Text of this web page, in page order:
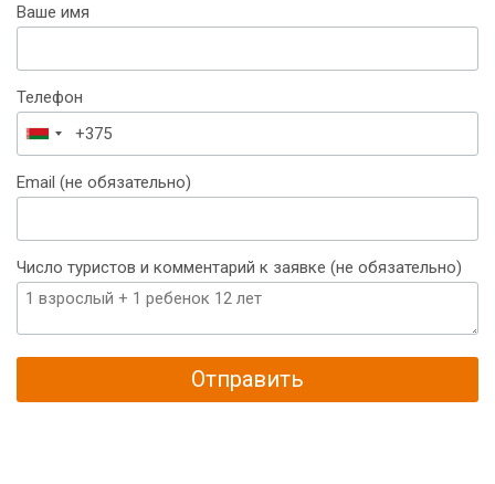
Ваше имя
Телефон
Беларусь
+375
Email (не обязательно)
Число туристов и комментарий к заявке (не обязательно)
Отправить